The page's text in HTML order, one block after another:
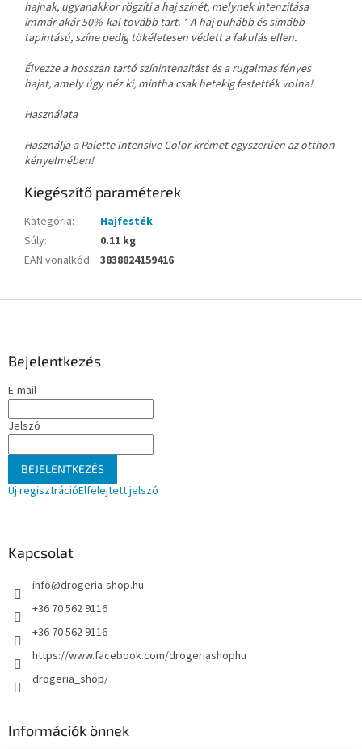
hajnak, ugyanakkor rögzíti a haj színét, melynek intenzitása
immár akár 50%-kal tovább tart. * A haj puhább és simább
tapintású, színe pedig tökéletesen védett a fakulás ellen.
Élvezze a hosszan tartó színintenzitást és a rugalmas fényes
hajat, amely úgy néz ki, mintha csak hetekig festették volna!
Használata
Használja a Palette Intensive Color krémet egyszerűen az otthon
kényelmében!
Kiegészítő paraméterek
Kategória:
Hajfesték
Súly:
0.11 kg
EAN vonalkód: 3838824159416
Bejelentkezés
E-mail
Jelszó
BEJELENTKEZÉS
Új regisztrációElfelejtett jelszó
Kapcsolat
info@drogeria-shop.hu
+36 70 562 9116
+36 70 562 9116
https://www.facebook.com/drogeriashophu
drogeria_shop/
Információk önnek